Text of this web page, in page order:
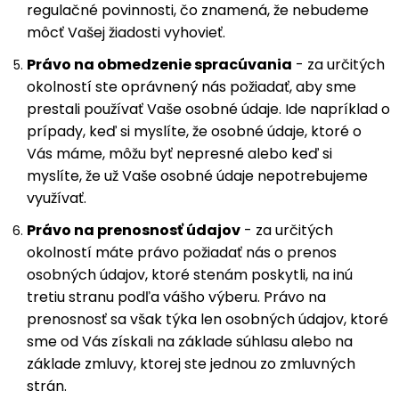
regulačné povinnosti, čo znamená, že nebudeme
môcť Vašej žiadosti vyhovieť.
Právo na obmedzenie spracúvania - za určitých
okolností ste oprávnený nás požiadať, aby sme
prestali používať Vaše osobné údaje. Ide napríklad o
prípady, keď si myslíte, že osobné údaje, ktoré o
Vás máme, môžu byť nepresné alebo keď si
myslíte, že už Vaše osobné údaje nepotrebujeme
využívať.
Právo na prenosnosť údajov - za určitých
okolností máte právo požiadať nás o prenos
osobných údajov, ktoré stenám poskytli, na inú
tretiu stranu podľa vášho výberu. Právo na
prenosnosť sa však týka len osobných údajov, ktoré
sme od Vás získali na základe súhlasu alebo na
základe zmluvy, ktorej ste jednou zo zmluvných
strán.